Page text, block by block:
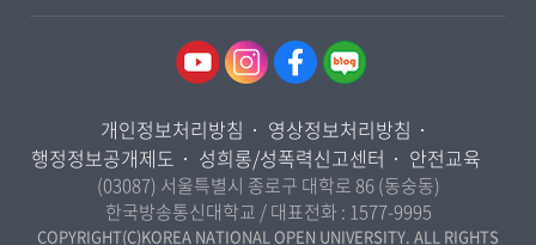
무역학과
미디어영상학과
도시콘텐츠·관광학과
울산지역대학
경기지역대학
강원지역대학
충북지역대학
전북지역대학
경남지역대학
국제협력단
산학협력단
개인정보처리방침
영상정보처리방침
행정정보공개제도
성희롱/성폭력신고센터 안전교육
(03087) 서울특별시 종로구 대학로 86 (동숭동)
한국방송통신대학교 / 대표전화 : 1577-9995
COPYRIGHT(C)KOREA NATIONAL OPEN UNIVERSITY. ALL RIGHTS